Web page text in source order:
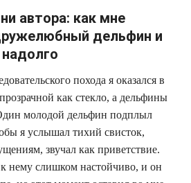
автора: как мне
дельфин и
похода я оказался в
как стекло, а дельфины
молодой дельфин подплыл
я услышал тихий свисток,
звучал как приветствие.
нему слишком настойчиво, и он